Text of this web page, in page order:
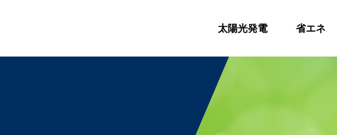
太陽光発電 省エネ